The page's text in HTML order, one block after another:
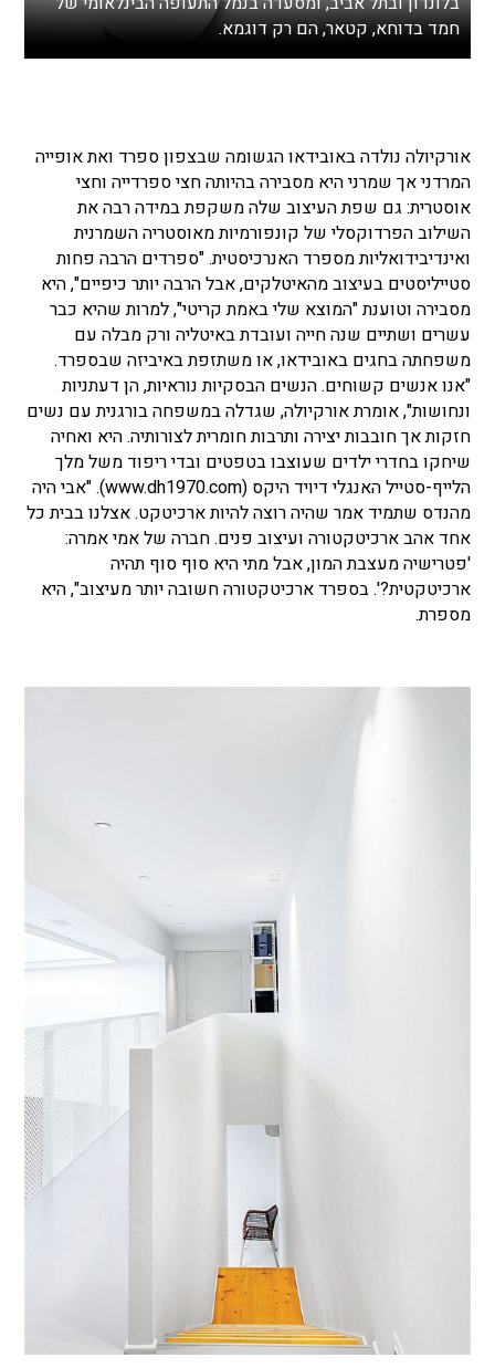
חמד בדוחא, קטאר, הם רק דוגמא.
אורקיולה נולדה באובידאו הגשומה שבצפון ספרד ואת אופייה
המרדני אך שמרני היא מסבירה בהיותה חצי ספרדייה וחצי
אוסטרית: גם שפת העיצוב שלה משקפת במידה רבה את
השילוב הפרדוקסלי של קונפורמיות מאוסטריה השמרנית
ואינדיבידואליות מספרד האנרכיסטית. "ספרדים הרבה פחות
סטייליסטים בעיצוב מהאיטלקים, אבל הרבה יותר כיפיים", היא
מסבירה וטוענת "המוצא שלי באמת קריטי", למרות שהיא כבר
עשרים ושתיים שנה חייה ועובדת באיטליה ורק מבלה עם
משפחתה בחגים באובידאו, או משתזפת באיביזה שבספרד.
"אנו אנשים קשוחים. הנשים הבסקיות נוראיות, הן דעתניות
ונחושות", אומרת אורקיולה, שגדלה במשפחה בורגנית עם נשים
חזקות אך חובבות יצירה ותרבות חומרית לצורותיה. היא ואחיה
שיחקו בחדרי ילדים שעוצבו בטפטים ובדי ריפוד משל מלך
הלייף-סטייל האנגלי דיויד היקס (www.dh1970.com). "אבי היה
מהנדס שתמיד אמר שהיה רוצה להיות ארכיטקט. אצלנו בבית כל
אחד אהב ארכיטקטורה ועיצוב פנים. חברה של אמי אמרה:
'פטרישיה מעצבת המון, אבל מתי היא סוף סוף תהיה
ארכיטקטית?'. בספרד ארכיטקטורה חשובה יותר מעיצוב", היא
מספרת.